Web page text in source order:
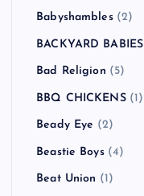
Babyshambles(2)
BACKYARD BABIES
Bad Religion (5)
BBQ CHICKENS(1)
Beady Eye (2)
Beastie Boys(4)
Beat Union (1)